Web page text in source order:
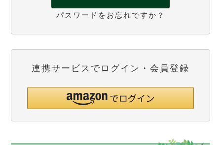
パスワードをお忘れですか？
連携サービスでログイン・会員登録